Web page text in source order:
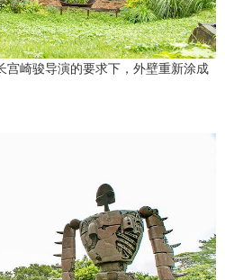
SNS
宫崎骏导演的要求下，外壁重新涂成